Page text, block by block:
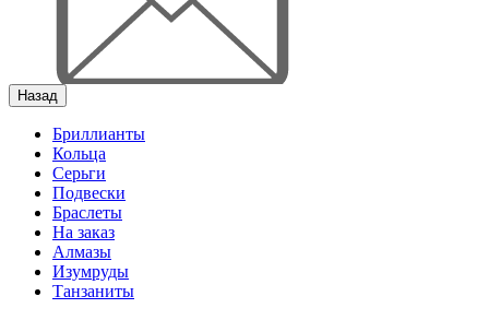
Назад
Бриллианты
Кольца
Серьги
Подвески
Браслеты
На заказ
Алмазы
Изумруды
Танзаниты